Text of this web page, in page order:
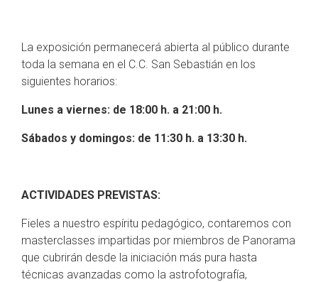
La exposición permanecerá abierta al público durante
toda la semana en el C.C. San Sebastián en los
siguientes horarios:
Lunes a viernes: de 18:00 h. a 21:00 h.
Sábados y domingos: de 11:30 h. a 13:30 h.
ACTIVIDADES PREVISTAS:
Fieles a nuestro espíritu pedagógico, contaremos con
masterclasses impartidas por miembros de Panorama
que cubrirán desde la iniciación más pura hasta
técnicas avanzadas como la astrofotografía,